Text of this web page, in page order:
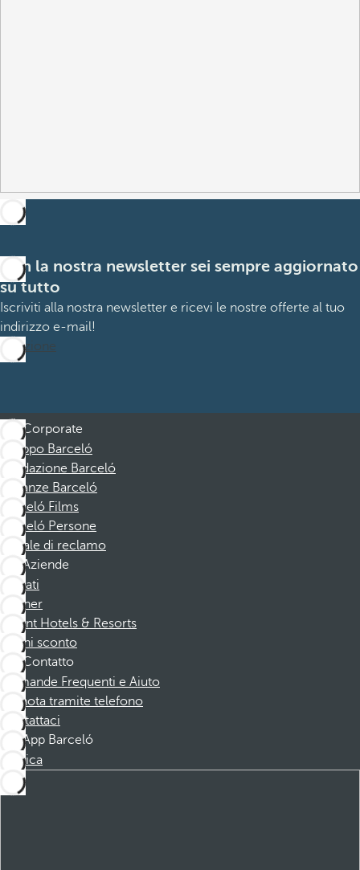
Con la nostra newsletter sei sempre aggiornato
su tutto
Iscriviti alla nostra newsletter e ricevi le nostre offerte al tuo
indirizzo e-mail!
Iscrizione
Corporate
Gruppo Barceló
Fondazione Barceló
Vacanze Barceló
Barceló Films
Barceló Persone
Canale di reclamo
Aziende
Affiliati
Partner
Dorint Hotels & Resorts
Buoni sconto
Contatto
Domande Frequenti e Aiuto
Prenota tramite telefono
Contattaci
App Barceló
Scarica